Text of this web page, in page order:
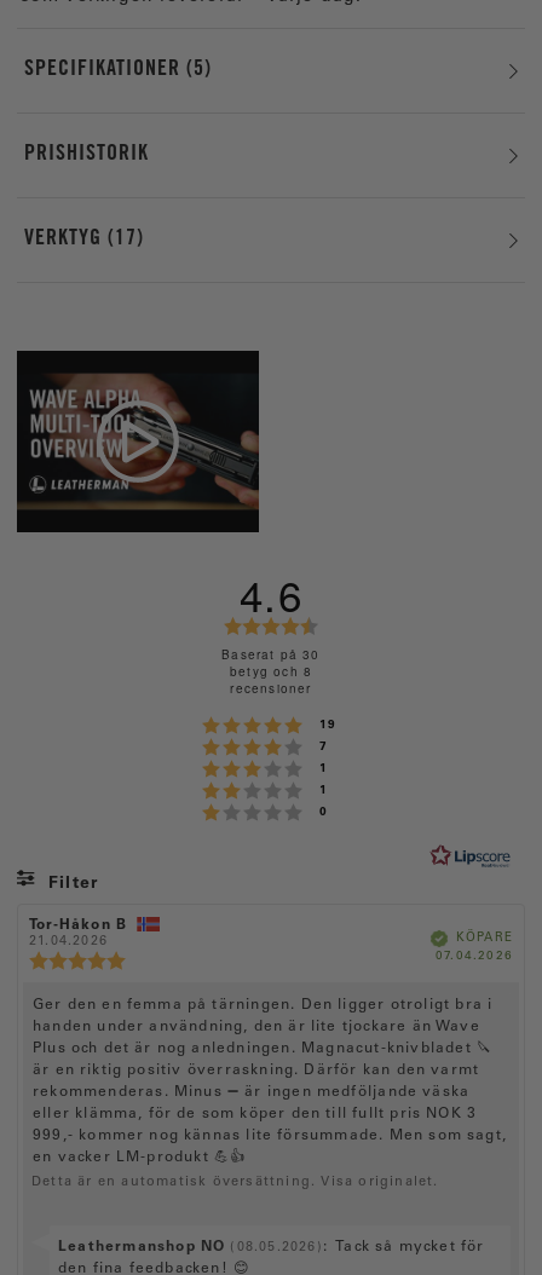
SPECIFIKATIONER 5
PRISHISTORIK
VERKTYG 17
Betyg: 5 utav 5 stjärnor
19
Betyg: 4 utav 5 stjärnor
7
Betyg: 3 utav 5 stjärnor
1
Betyg: 2 utav 5 stjärnor
1
Betyg: 1 utav 5 stjärnor
0
4.6
g
:
.
t
j
ä
n
o
Baserat på 30
betyg och 8
recensioner
Filter
Betyg
R
e
c
s
o
n
s
f
ö
r
a
t
Tor-Håkon B
s
i
o
n
s
d
a
u
m
:
21.04.2026
c
s
i
o
n
s
b
:
5
r
KÖPARE
07.04.2026
R
e
c
n
s
i
o
Ger den en femma på tärningen. Den ligger otroligt bra i
handen under användning, den är lite tjockare än Wave
Plus och det är nog anledningen. Magnacut-knivbladet 🔪
är en riktig positiv överraskning. Därför kan den varmt
rekommenderas. Minus ➖ är ingen medföljande väska
eller klämma, för de som köper den till fullt pris NOK 3
999,- kommer nog kännas lite försummade. Men som sagt,
en vacker LM-produkt 💪👍
Detta är en automatisk översättning. Visa originalet.
S
v
Leathermanshop NO (08.05.2026) :
Tack så mycket för
den fina feedbacken! 😊